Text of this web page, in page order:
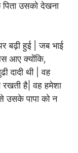
उसको देखना
बढ़ी हुई | जब भाई
आए क्योंकि,
दादी थी | वह
रखती है| वह हमेशा
उसके पापा को न